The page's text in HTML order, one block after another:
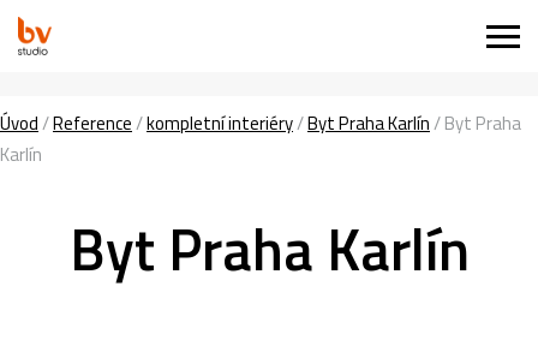
Úvod/Reference/kompletní interiéry/Byt Praha Karlín/Byt Praha
Karlín
Byt Praha Karlín